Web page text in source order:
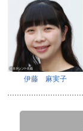
伊藤 麻実子